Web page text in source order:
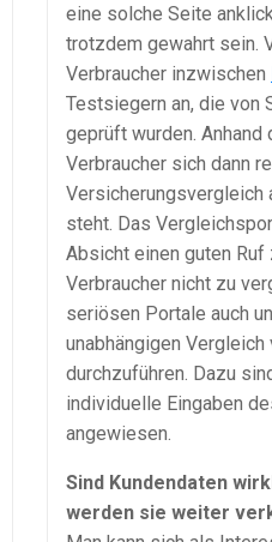
eine solche Seite
trotzdem gewahrt sein.
Verbraucher inzwischen
Testsiegern an, die von
geprüft wurden. Anhand
Verbraucher sich dann
Versicherungsvergleich
steht. Das
Absicht einen guten Ruf
Verbraucher nicht zu
seriösen Portale auch
unabhängigen
durchzuführen. Dazu
individuelle Eingaben
angewiesen.
Sind Kundendaten
werden sie weiter